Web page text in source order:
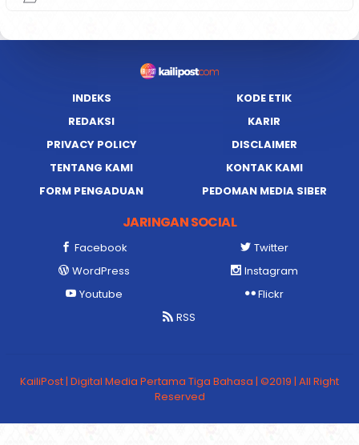
INDEKS
KODE ETIK
REDAKSI
KARIR
PRIVACY POLICY
DISCLAIMER
TENTANG KAMI
KONTAK KAMI
FORM PENGADUAN
PEDOMAN MEDIA SIBER
JARINGAN SOCIAL
Facebook
Twitter
WordPress
Instagram
Youtube
Flickr
RSS
KailiPost | Digital Media Pertama Tiga Bahasa | ©2019 | All Right
Reserved